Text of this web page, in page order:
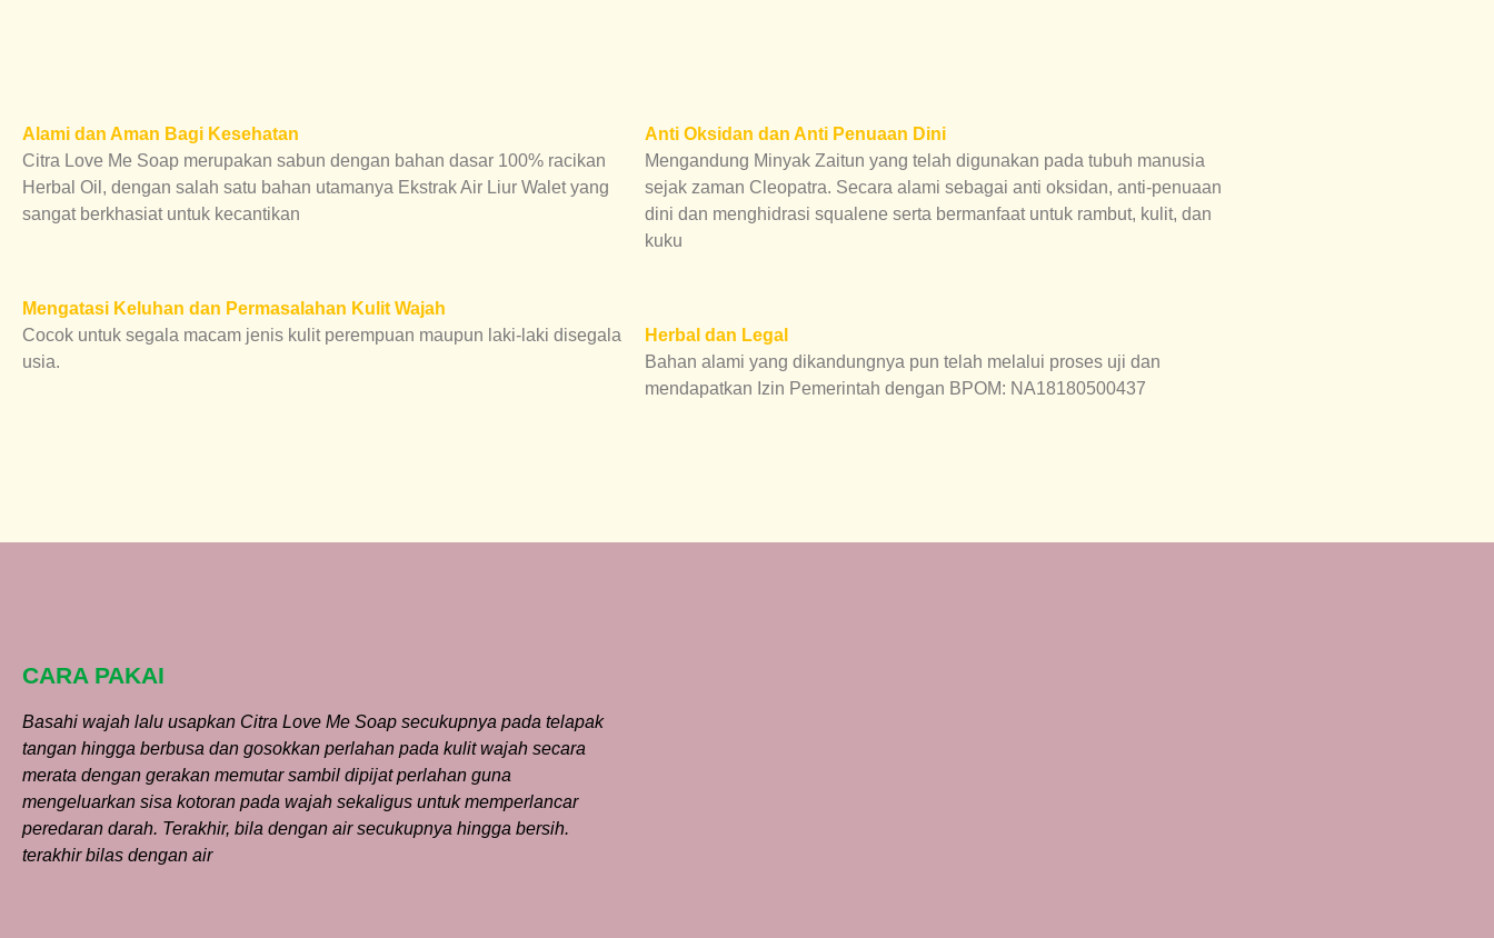
Alami dan Aman Bagi Kesehatan
Citra Love Me Soap merupakan sabun dengan bahan dasar 100% racikan
Herbal Oil, dengan salah satu bahan utamanya Ekstrak Air Liur Walet yang
sangat berkhasiat untuk kecantikan
Mengatasi Keluhan dan Permasalahan Kulit Wajah
Cocok untuk segala macam jenis kulit perempuan maupun laki-laki disegala
usia.
Anti Oksidan dan Anti Penuaan Dini
Mengandung Minyak Zaitun yang telah digunakan pada tubuh manusia
sejak zaman Cleopatra. Secara alami sebagai anti oksidan, anti-penuaan
dini dan menghidrasi squalene serta bermanfaat untuk rambut, kulit, dan
kuku
Herbal dan Legal
Bahan alami yang dikandungnya pun telah melalui proses uji dan
mendapatkan Izin Pemerintah dengan BPOM: NA18180500437
CARA PAKAI
Basahi wajah lalu usapkan Citra Love Me Soap secukupnya pada telapak
tangan hingga berbusa dan gosokkan perlahan pada kulit wajah secara
merata dengan gerakan memutar sambil dipijat perlahan guna
mengeluarkan sisa kotoran pada wajah sekaligus untuk memperlancar
peredaran darah. Terakhir, bila dengan air secukupnya hingga bersih.
terakhir bilas dengan air